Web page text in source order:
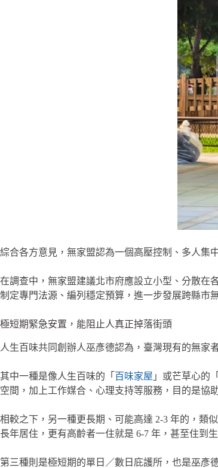
綜合各方意見，無家盟認為一個高壓控制、多人集
在調查中，無家盟建議北市府應設立小型、分散在
制定專門法源、編列穩定預算，進一步發展跨縣市
極短期緊急安置，能阻止人真正掉落街頭
人生百味共同創辦人巫彥德認為，臺灣現有的無家
其中一種是像人生百味的「 百味家屋 」或芒草心的「
空間，加上工作媒合、心理支持等服務，目的是協
相較之下，另一種更長期、可能高達 2-3 年的，類
長年居住，更有高齡者一住就是 6-7 年，甚至住到
第三種則是極短期的單日／數日庇護所，也是巫彥